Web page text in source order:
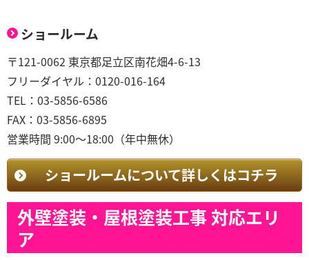
ショールーム
〒121-0062 東京都足立区南花畑4-6-13
フリーダイヤル：0120-016-164
TEL：03-5856-6586
FAX：03-5856-6895
営業時間 9:00～18:00（年中無休）
ショールームについて詳しくはコチラ
外壁塗装・屋根塗装工事 対応エリ
ア